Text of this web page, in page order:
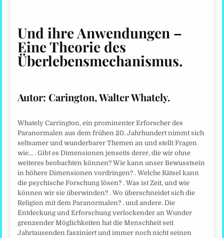
Und ihre Anwendungen –
Eine Theorie des
Überlebensmechanismus.
Autor: Carington, Walter Whately.
Whately Carrington, ein prominenter Erforscher des
Paranormalen aus dem frühen 20. Jahrhundert nimmt sich
seltsamer und wunderbarer Themen an und stellt Fragen
wie… . Gibt es Dimensionen jenseits derer, die wir ohne
weiteres beobachten können? Wie kann unser Bewusstsein
in höhere Dimensionen vordringen? . Welche Rätsel kann
die psychische Forschung lösen? . Was ist Zeit, und wie
können wir sie überwinden? . Wo überschneidet sich die
Religion mit dem Paranormalen? . und andere. Die
Entdeckung und Erforschung verlockender an Wunder
grenzender Möglichkeiten hat die Menschheit seit
Jahrtausenden fasziniert und immer noch nicht seinen